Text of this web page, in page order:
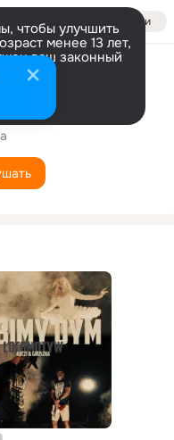
Войти
чтобы улучшить
менее 13 лет,
ваш законный